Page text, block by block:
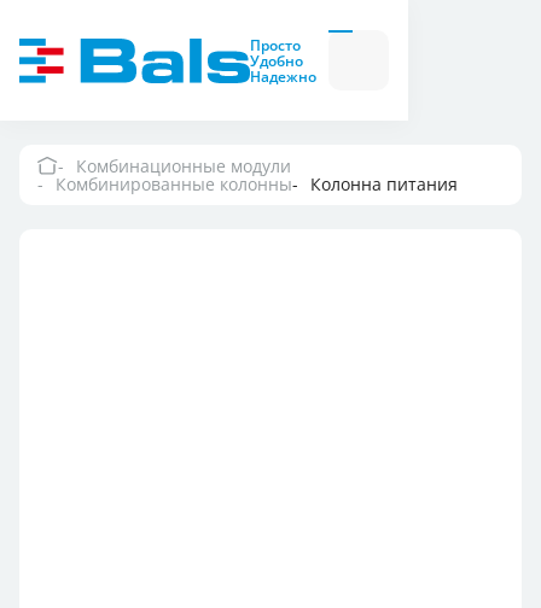
Просто
Удобно
Надежно
Вилки
и
розетки
модули
Вилки и розетки
Компания
Комбинационные модули
Комбинированные колонны Колонна питания